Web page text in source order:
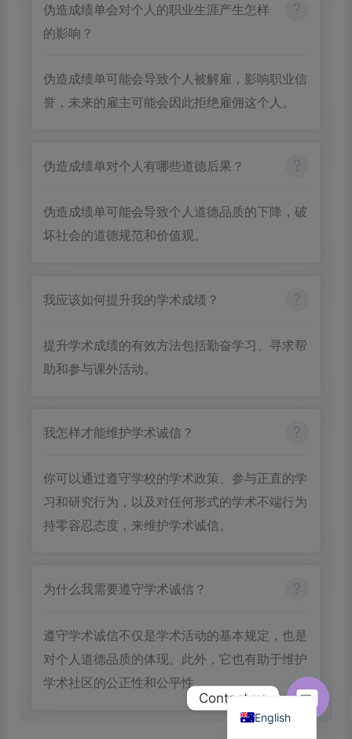
伪造成绩单会对个人的职业生涯产生怎样
的影响？
伪造成绩单可能会导致个人被解雇，影响职业信
誉，未来的雇主可能会因此拒绝雇佣这个人。
伪造成绩单对个人有哪些道德后果？
伪造成绩单可能会导致个人道德品质的下降，破
坏社会的道德规范和价值观。
我应该如何提升我的学术成绩？
提升学术成绩的有效方法包括勤奋学习、寻求帮
助和参与课外活动。
我怎样才能维护学术诚信？
你可以通过遵守学校的学术政策、参与正直的学
习和研究行为，以及对任何形式的学术不端行为
持零容忍态度，来维护学术诚信。
为什么我需要遵守学术诚信？
遵守学术诚信不仅是学术活动的基本规定，也是
对个人道德品质的体现。此外，它也有助于维护
学术社区的公正性和公平性。
English
Chinese
Contact us